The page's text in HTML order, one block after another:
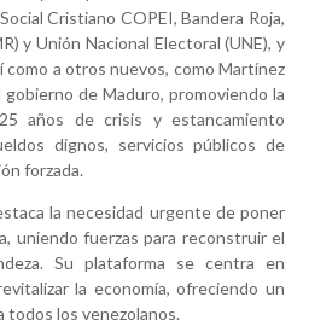
Cristiano COPEI,Bandera Roja,
y Unión Nacional Electoral (UNE), y
como a otros nuevos, como Martínez
de Maduro, promoviendo la
años de crisis y estancamiento
dignos, servicios públicos de
forzada.
la necesidad urgente de poner
uniendo fuerzas para reconstruir el
Su plataforma se centra en
la economía, ofreciendo un
todos los venezolanos.